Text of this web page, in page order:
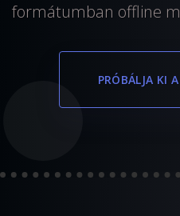
formátumban offline
PRÓBÁLJA KI